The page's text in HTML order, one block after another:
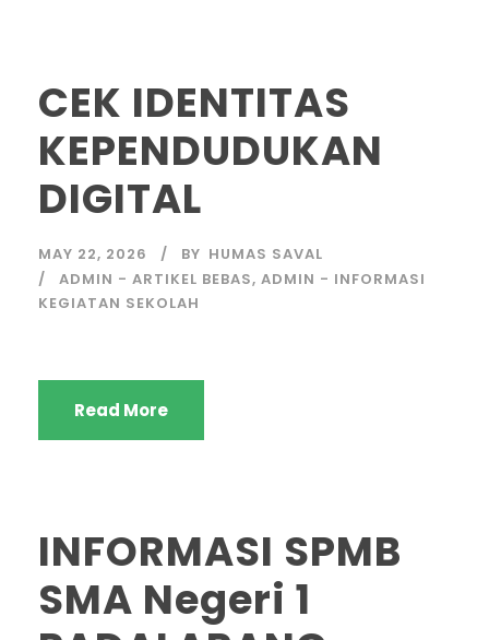
CEK IDENTITAS
KEPENDUDUKAN
DIGITAL
MAY 22, 2026 BY HUMAS SAVAL
ADMIN - ARTIKEL BEBAS, ADMIN - INFORMASI
KEGIATAN SEKOLAH
Read More
INFORMASI SPMB
SMA Negeri 1